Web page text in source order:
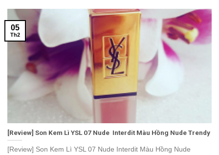
[Review] Son Kem Lì YSL 07 Nude Interdit Màu Hồng Nude Trendy
[Review] Son Kem Lì YSL 07 Nude Interdit Màu Hồng Nude
05
Th2